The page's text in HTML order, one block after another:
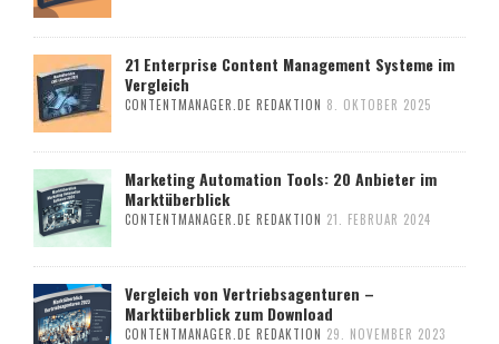
21 Enterprise Content Management Systeme im
Vergleich
CONTENTMANAGER.DE REDAKTION 8. OKTOBER 2025
Marketing Automation Tools: 20 Anbieter im
Marktüberblick
CONTENTMANAGER.DE REDAKTION 21. FEBRUAR 2024
Vergleich von Vertriebsagenturen –
Marktüberblick zum Download
CONTENTMANAGER.DE REDAKTION 29. NOVEMBER 2023